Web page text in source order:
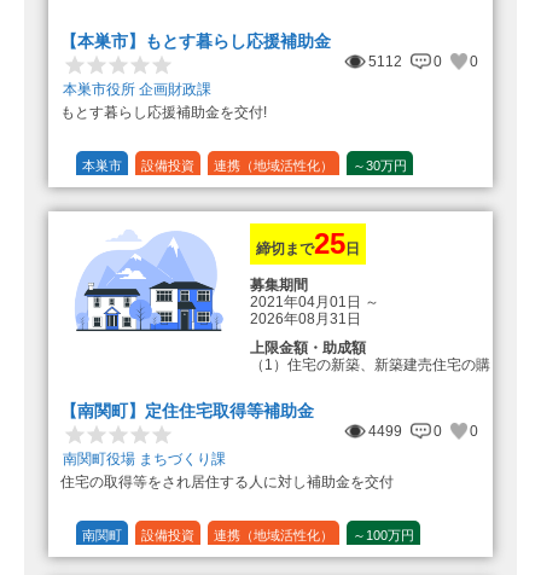
【本巣市】もとす暮らし応援補助金
5112 0
0
本巣市役所 企画財政課
もとす暮らし応援補助金を交付!
本巣市 設備投資 連携（地域活性化） ～30万円
締切まで25 日
募集期間
2021年04月01日 ～
2026年08月31日
上限金額・助成額
（1）住宅の新築、新築建売住宅の購
登録事業者利用の場合25万円加
算（50万円＋25万円加算＝75万円）
算（25万円＋25万円加算＝50万円）
（3）住宅リフォーム 経費の20％
の額（限度額50万円）
【南関町】定住住宅取得等補助金
4499 0
0
南関町役場 まちづくり課
住宅の取得等をされ居住する人に対し補助金を交付
南関町 設備投資 連携（地域活性化） ～100万円